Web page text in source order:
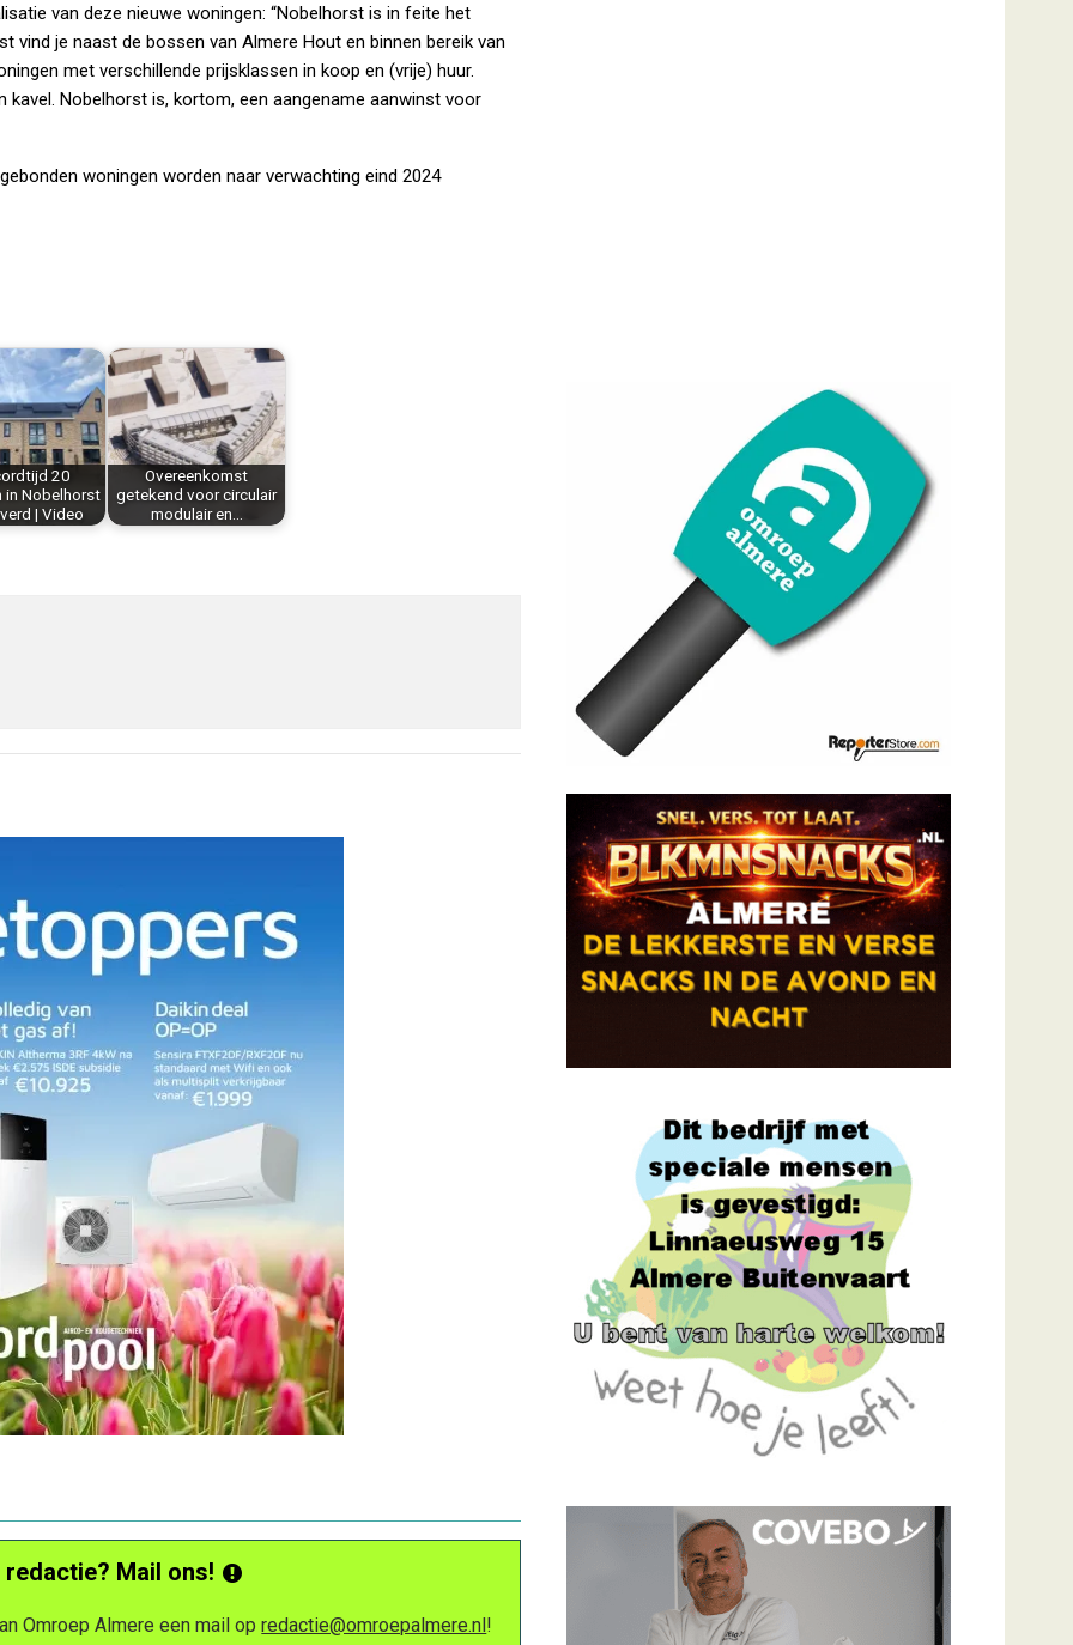
van deze nieuwe woningen: “Nobelhorst is in feite het
vind je naast de bossen van Almere Hout en binnen bereik van
met verschillende prijsklassen in koop en (vrije) huur.
Nobelhorst is, kortom, een aangename aanwinst voor
woningen worden naar verwachting eind 2024
20
in Nobelhorst
| Video
Overeenkomst
getekend voor circulair
modulair en…
Mail ons!
Omroep Almere een mail opredactie@omroepalmere.nl!